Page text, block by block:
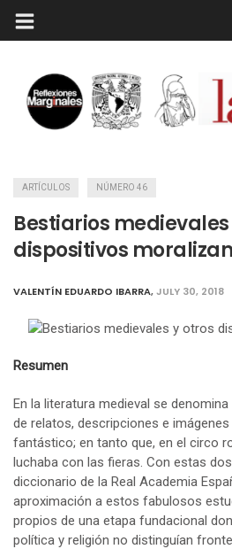
ARTÍCULOS NÚMERO 46
Bestiarios
dispositivos
VALENTÍN EDUARDO IBARRA,JULY 30, 2018
Resumen
En la literatura medieval se
de relatos, descripciones e
fantástico; en tanto que, en el circo
luchaba con las fieras. Con estas
diccionario de la Real Academia
aproximación a estos fabulosos
propios de una etapa fundacional
política y religión no distinguían